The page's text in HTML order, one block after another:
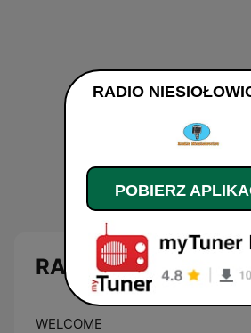
RADIO
WELCOME
POBIERZ